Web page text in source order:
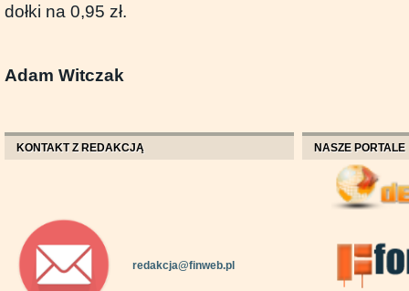
dołki na 0,95 zł.
Adam Witczak
KONTAKT Z REDAKCJĄ
redakcja@finweb.pl
NASZE PORTALE